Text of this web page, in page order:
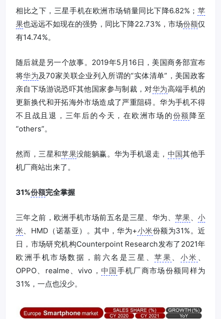
相比之下，三星手机在欧洲市场销量同比下降6.82%； 苹
果也远远不如现在的强势，同比下降22.73%，市场份额仅
有14.74%。
随后就是另一个故事。2019年5月16日，美国商务部宣布
将华为及70家关联企业列入所谓的“实体清单”，美国政客
亲自下场游说恐吓其他国家参与制裁，对华为高端手机的
更新换代和开拓海外市场造成了严重阻碍。华为手机不得
不且战且退，三年后的今天，在欧洲市场的份额 降至
“others”。
然而，三星和苹果没能躺赢。华为手机退走， 中国其他手
机厂商站出来了。
31%份额完全掌握
三年之前，欧洲手机市场前五名是三星、华为、 苹果、 小
米、HMD（诺基亚）。其中，华为+小米份额为31%。近
日，市场研究机构Counterpoint Research发布了2021年
欧洲手机市场数据，前六名是三星、苹果 、 小米 、
OPPO、realme、vivo， 中国手机厂商市场份额同样为
31%，一点也没少。